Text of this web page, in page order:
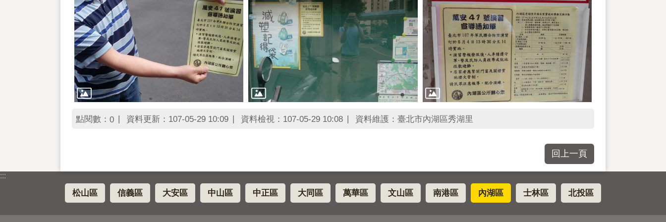
點閱數： 0 資料更新：107-05-29 10:09 資料檢視：107-05-29 10:08 資料維護：臺北市內湖區秀湖里
回上一頁
:::
松山區 信義區 大安區 中山區 中正區 大同區 萬華區 文山區 南港區 內湖區 士林區 北投區